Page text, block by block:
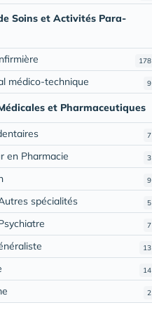
Soins et Activités Para-
178
9
médico-technique
et Pharmaceutiques
7
3
en Pharmacie
9
5
spécialités
7
13
14
2